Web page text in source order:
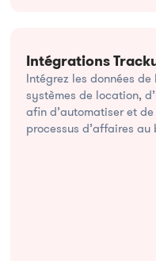
Intégrations
Intégrez les données de
systèmes de location,
afin d’automatiser et
processus d’affaires au